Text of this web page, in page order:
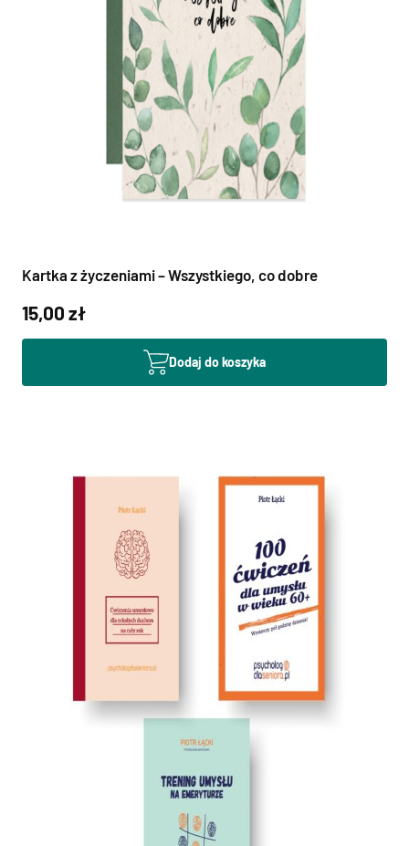
Kartka z życzeniami – Wszystkiego, co dobre
15,00 zł
Dodaj do koszyka